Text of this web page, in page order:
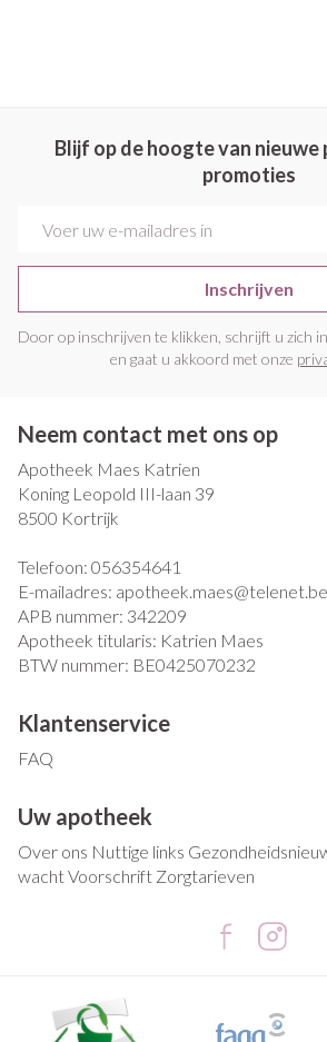
Blijf op de hoogte van nieuwe
promoties
Inschrijven
Door op inschrijven te klikken, schrijft u zich
en gaat u akkoord met onze
Neem contact met ons op
Apotheek Maes Katrien
Koning Leopold III-laan 39
8500 Kortrijk
Telefoon: 056354641
E-mailadres: apotheek.maes@telenet.be
APB nummer: 342209
Apotheek titularis: Katrien Maes
BTW nummer: BE0425070232
Klantenservice
FAQ
Uw apotheek
Over ons Nuttige links
wachtVoorschrift Zorgtarieven